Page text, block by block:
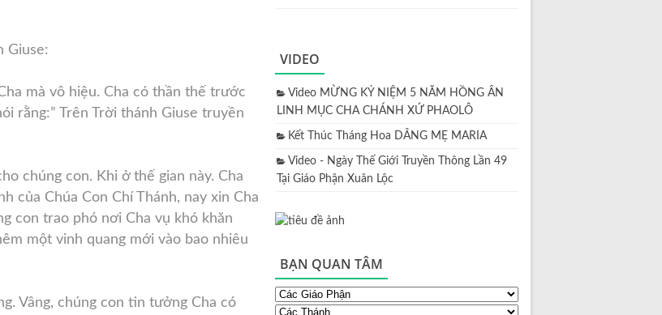
Giuse:
mà vô hiệu. Cha có thần thế trước
rằng:” Trên Trời thánh Giuse truyền
chúng con. Khi ở thế gian này. Cha
của Chúa Con Chí Thánh, nay xin Cha
con trao phó nơi Cha vụ khó khăn
một vinh quang mới vào bao nhiêu
Vâng, chúng con tin tưởng Cha có
VIDEO
Video MỪNG KỶ NIỆM 5 NĂM HỒNG ÂN
LINH MỤC CHA CHÁNH XỨ PHAOLÔ
Kết Thúc Tháng Hoa DÂNG MẸ MARIA
Video - Ngày Thế Giới Truyền Thông Lần 49
Tại Giáo Phận Xuân Lộc
BẠN QUAN TÂM